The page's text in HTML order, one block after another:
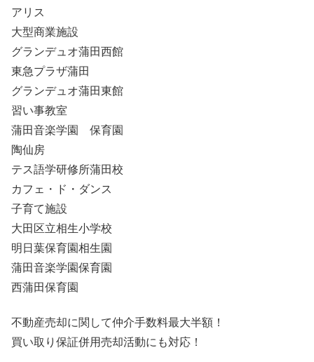
アリス
大型商業施設
グランデュオ蒲田西館
東急プラザ蒲田
グランデュオ蒲田東館
習い事教室
蒲田音楽学園 保育園
陶仙房
テス語学研修所蒲田校
カフェ・ド・ダンス
子育て施設
大田区立相生小学校
明日葉保育園相生園
蒲田音楽学園保育園
西蒲田保育園
不動産売却に関して仲介手数料最大半額！
買い取り保証併用売却活動にも対応！